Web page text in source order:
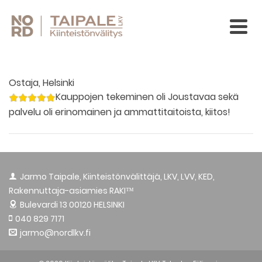
Ostaja, Helsinki
Kauppojen tekeminen oli Joustavaa sekä
palvelu oli erinomainen ja ammattitaitoista, kiitos!
Jarmo Taipale, Kiinteistönvälittäjä, LKV, LVV, KED,
Rakennuttaja-asiamies RAKI™
Bulevardi 13 00120 HELSINKI
040 829 7171
jarmo@nordlkv.fi